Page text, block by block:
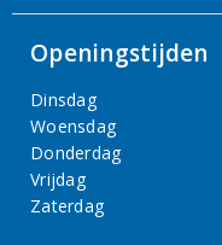
Openingstijden
Dinsdag
Woensdag
Donderdag
Vrijdag
Zaterdag